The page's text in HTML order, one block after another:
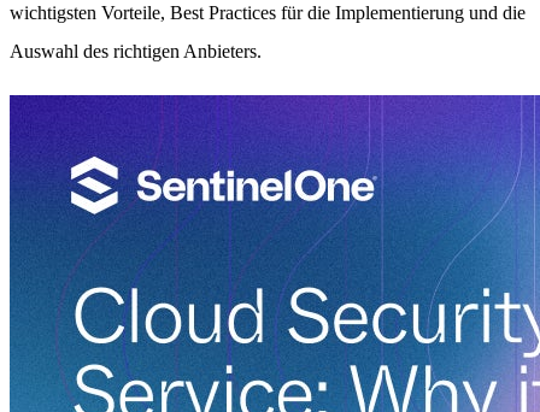
wichtigsten Vorteile, Best Practices für die Implementierung und die
Auswahl des richtigen Anbieters.